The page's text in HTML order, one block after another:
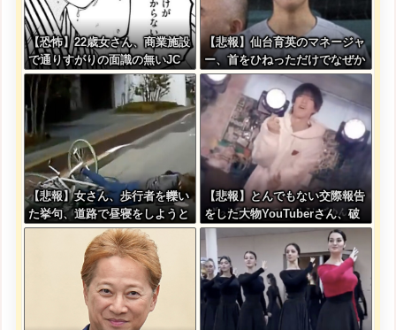
【恐怖】22歳女さん、商業施設
で通りすがりの面識の無いJC
にラリアットして逮捕されてし
まう・・・
【悲報】仙台育英のマネージャ
ー、首をひねっただけでなぜか
ウインクしたことにされてしま
う
【悲報】女さん、歩行者を轢い
た挙句、道路で昼寝をしようと
してしまう
【悲報】とんでもない交際報告
をした大物YouTuberさん、破
局を発表????